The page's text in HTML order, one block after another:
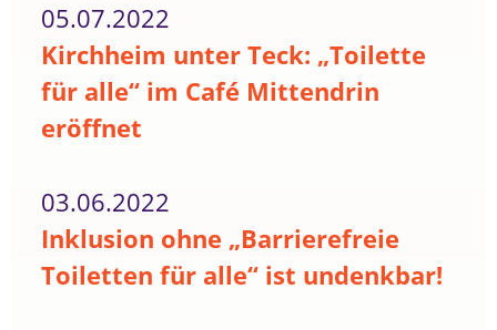
05.07.2022
Kirchheim unter Teck: „Toilette
für alle“ im Café Mittendrin
eröffnet
03.06.2022
Inklusion ohne „Barrierefreie
Toiletten für alle“ ist undenkbar!